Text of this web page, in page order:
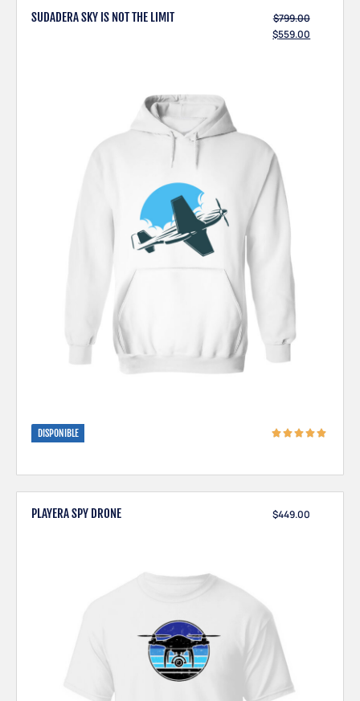
SUDADERA SKY IS NOT THE LIMIT $799.00
$559.00
DISPONIBLE
PLAYERA SPY DRONE $449.00